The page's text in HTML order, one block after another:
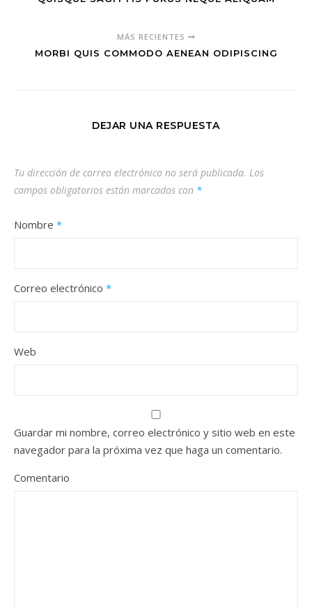
MÁS RECIENTES
MORBI QUIS COMMODO AENEAN ODIPISCING
DEJAR UNA RESPUESTA
Tu dirección de correo electrónico no será publicada. Los
campos obligatorios están marcados con *
Nombre *
Correo electrónico *
Web
Guardar mi nombre, correo electrónico y sitio web en este
navegador para la próxima vez que haga un comentario.
Comentario